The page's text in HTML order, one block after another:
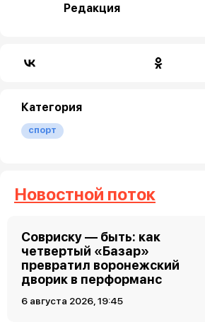
Редакция
Категория
спорт
Новостной поток
Совриску — быть: как
четвертый «Базар»
превратил воронежский
дворик в перформанс
6 августа 2026, 19:45